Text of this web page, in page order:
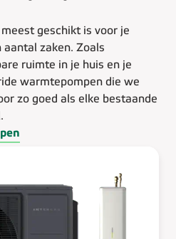
geschikt is voor je
zaken. Zoals
ruimte in je huis en je
warmtepompen die we
zo goed als elke bestaande